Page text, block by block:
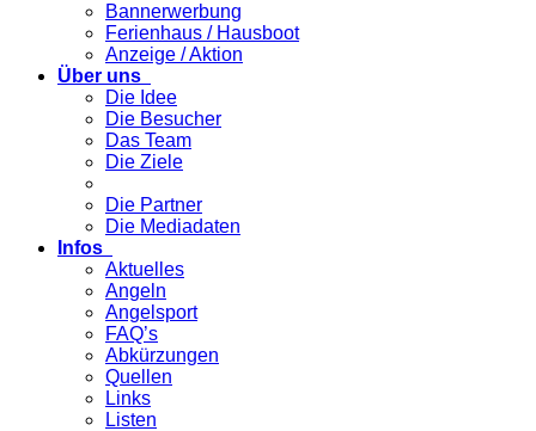
Bannerwerbung
Ferienhaus / Hausboot
Anzeige / Aktion
Über uns
Die Idee
Die Besucher
Das Team
Die Ziele
Die Partner
Die Mediadaten
Infos
Aktuelles
Angeln
Angelsport
FAQ’s
Abkürzungen
Quellen
Links
Listen